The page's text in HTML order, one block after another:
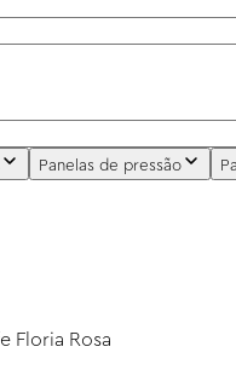
Panelas de pressão
Floria Rosa